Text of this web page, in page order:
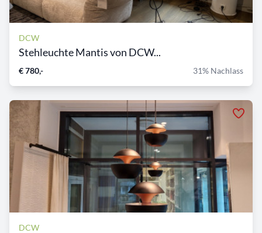
DCW
Stehleuchte Mantis von DCW...
€ 780,- 31% Nachlass
DCW